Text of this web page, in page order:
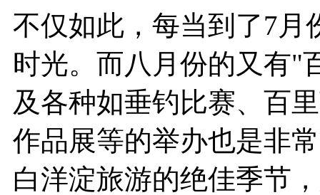
不仅如此，每当到了7月
时光。而八月份的又有"
及各种如垂钓比赛、百
作品展等的举办也是非
白洋淀旅游的绝佳季节